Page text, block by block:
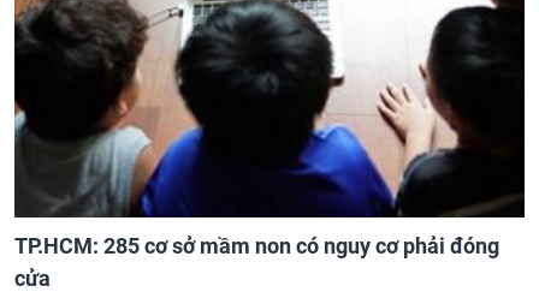
TP.HCM: 285 cơ sở mầm non có nguy cơ phải đóng
cửa